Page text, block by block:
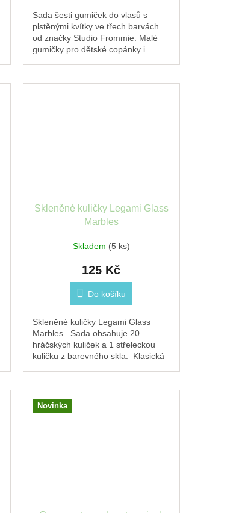
Sada šesti gumiček do vlasů s
plstěnými kvítky ve třech barvách
od značky Studio Frommie. Malé
gumičky pro dětské copánky i
Skleněné kuličky Legami Glass
Marbles
Skladem (5 ks)
125 Kč
Do košíku
Skleněné kuličky Legami Glass
Marbles. Sada obsahuje 20
hráčských kuliček a 1 střeleckou
kuličku z barevného skla. Klasická
Novinka